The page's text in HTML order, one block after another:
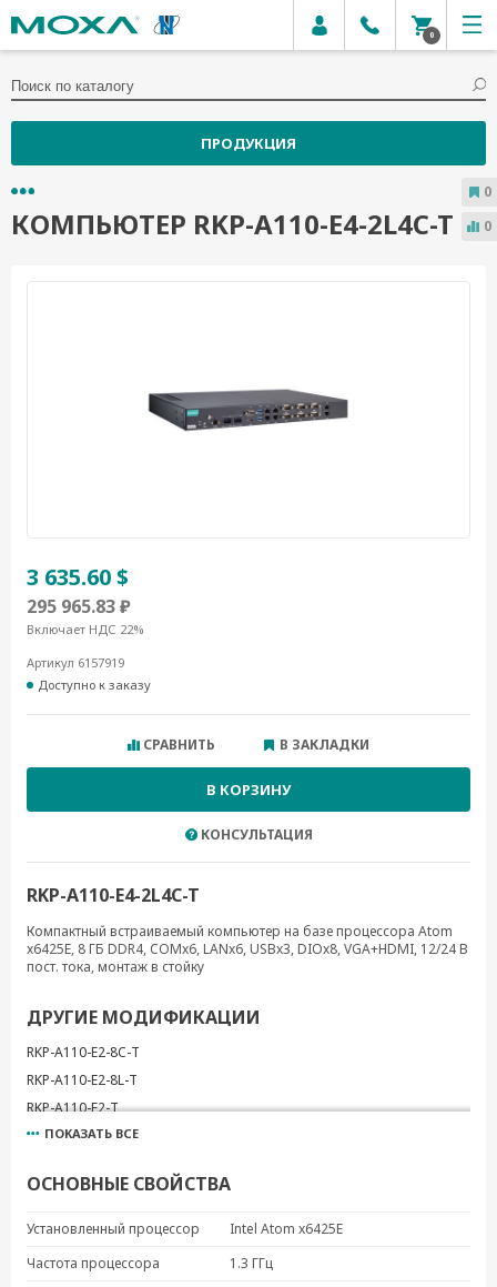
0
ПРОДУКЦИЯ
КОМПЬЮТЕР RKP-A110-E4-2L4C-T
3 635.60 $
295 965.83 ₽
Включает НДС 22%
Артикул 6157919
Доступно к заказу
СРАВНИТЬ В ЗАКЛАДКИ
В КОРЗИНУ
КОНСУЛЬТАЦИЯ
RKP-A110-E4-2L4C-T
Компактный встраиваемый компьютер на базе процессора Atom
x6425E, 8 ГБ DDR4, COMx6, LANx6, USBx3, DIOx8, VGA+HDMI, 12/24 В
пост. тока, монтаж в стойку
ДРУГИЕ МОДИФИКАЦИИ
RKP-A110-E2-8C-T
RKP-A110-E2-8L-T
RKP-A110-E2-T
RKP-A110-E2-2L4C-T
RKP-A110-E4-8C-T
RKP-A110-E4-8L-T
RKP-A110-E4-T-Win10
ПОКАЗАТЬ ВСЕ
ОСНОВНЫЕ СВОЙСТВА
Установленный процессор
Intel Atom x6425E
Частота процессора
1.3 ГГц
0
0